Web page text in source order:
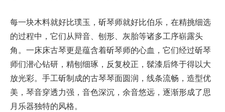
每一块木料就好比璞玉，斫琴师就好比伯乐，在精挑细选
的过程中，它们从辩音、刨形、灰胎等诸多工序崭露头
角。一床床古琴更是蕴含着斫琴师的心血，它们经过斫琴
师们潜心钻研，精刨细琢，反复校正，髹漆后终于得以大
放光彩。手工斫制成的古琴琴面圆润，线条流畅，造型优
美，琴音穿透力强，音色深沉，余音悠远，逐渐形成了思
月乐器独特的风格。